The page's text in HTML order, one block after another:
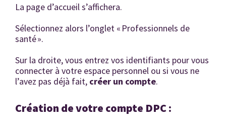
La page d’accueil s’affichera.
Sélectionnez alors l’onglet « Professionnels de
santé ».
Sur la droite, vous entrez vos identifiants pour vous
connecter à votre espace personnel ou si vous ne
l’avez pas déjà fait, créer un compte.
Création de votre compte DPC :